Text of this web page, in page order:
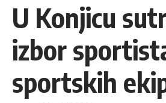
U Konjicu
izbor
sportskih